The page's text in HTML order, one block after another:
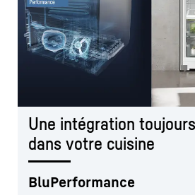
Une intégration
dans votre cuisine
BluPerformance